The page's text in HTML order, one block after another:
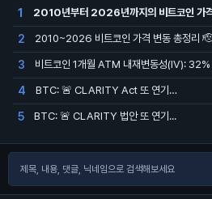
1 2010년부터 2026년까지의 비트코인 가
2 2010~2026 비트코인 가격 변동 총정리 🫡
3 비트코인 1개월 ATM 내재변동성(IV): 32%
4 BTC: 🚨 CLARITY Act 또 연기…
5 BTC: 🚨 CLARITY 법안 또 연기...